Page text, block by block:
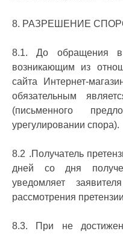
8. РАЗРЕШЕНИЕ
8.1. До обращения
возникающим из
сайта Интернет-
обязательным
(письменного
урегулировании спора).
8.2 .Получатель
дней со дня
уведомляет
рассмотрения
8.3. При не